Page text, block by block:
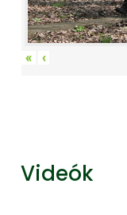
« ‹
Videók